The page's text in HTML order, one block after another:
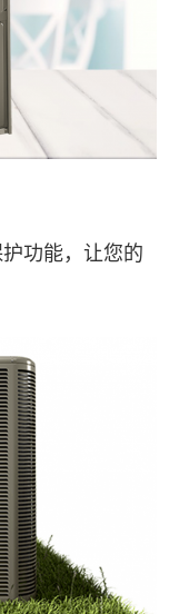
功能，让您的